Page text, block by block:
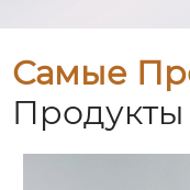
Самые
Продукты